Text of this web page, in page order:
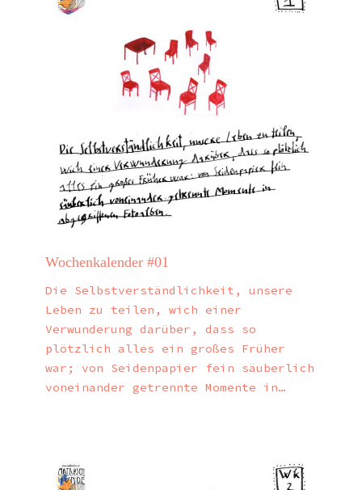
Wochenkalender #01
Die Selbstverständlichkeit, unsere
Leben zu teilen, wich einer
Verwunderung darüber, dass so
plötzlich alles ein großes Früher
war; von Seidenpapier fein säuberlich
voneinander getrennte Momente in…